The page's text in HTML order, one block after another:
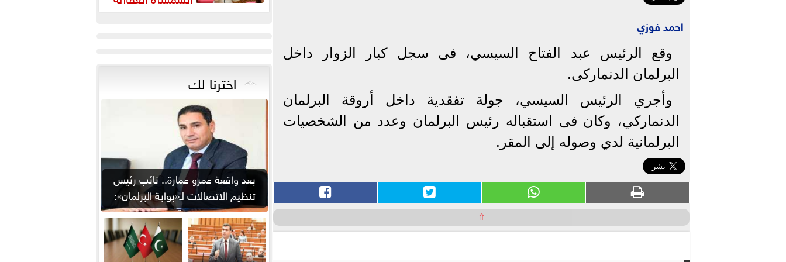
احمد فوزي
وقع الرئيس عبد الفتاح السيسي، فى سجل كبار الزوار داخل
البرلمان الدنماركى.
وأجري الرئيس السيسي، جولة تفقدية داخل أروقة البرلمان
الدنماركي، وكان فى استقباله رئيس البرلمان وعدد من الشخصيات
البرلمانية لدي وصوله إلى المقر.
⇧
ضرورة لضبط السوق وحماية
اخترنا لك
بعد واقعة عمرو عمارة.. نائب رئيس
تنظيم الاتصالات لـ«بوابة البرلمان»:
من يوقع...